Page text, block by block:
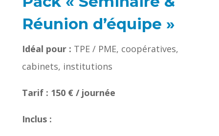
Réunion d’équipe »
Idéal pour : TPE / PME, coopératives,
cabinets, institutions
Tarif : 150 € / journée
Inclus :